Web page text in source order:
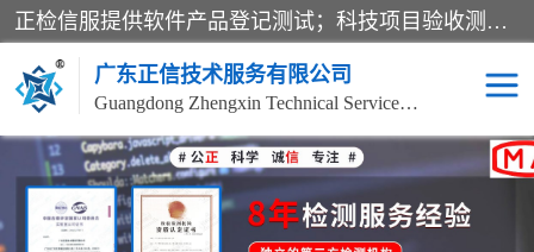
正检信服提供软件产品登记测试；科技项目验收测试；产品确认测试；功能测试；性能测试；安全测试；代码审计测试；漏洞扫描测试；渗透测试；风险评估测试；信息安全等级保护测评；双软认定；实验室建设质量体系建设；软件着作权、软件评测等服务。
广东正信技术服务有限公司
Guangdong Zhengxin Technical Service Co., Ltd
电子政务验收测评 数字信息化验收测评